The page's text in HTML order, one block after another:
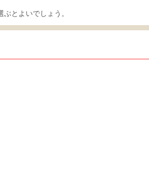
とよいでしょう。